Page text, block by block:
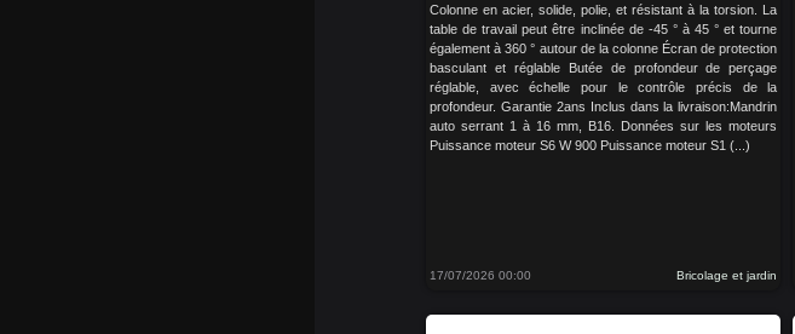
Colonne en acier, solide, polie, et résistant à la torsion. La
table de travail peut être inclinée de -45 ° à 45 ° et tourne
également à 360 ° autour de la colonne Écran de protection
basculant et réglable Butée de profondeur de perçage
réglable, avec échelle pour le contrôle précis de la
profondeur. Garantie 2ans Inclus dans la livraison:Mandrin
auto serrant 1 à 16 mm, B16. Données sur les moteurs
Puissance moteur S6 W 900 Puissance moteur S1 (...)
17/07/2026 00:00 Bricolage et jardin